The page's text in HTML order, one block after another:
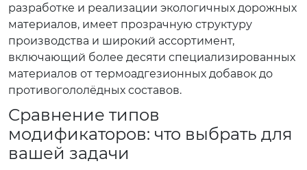
разработке и реализации экологичных дорожных
материалов, имеет прозрачную структуру
производства и широкий ассортимент,
включающий более десяти специализированных
материалов от термоадгезионных добавок до
противогололёдных составов.
Сравнение типов
модификаторов: что выбрать для
вашей задачи